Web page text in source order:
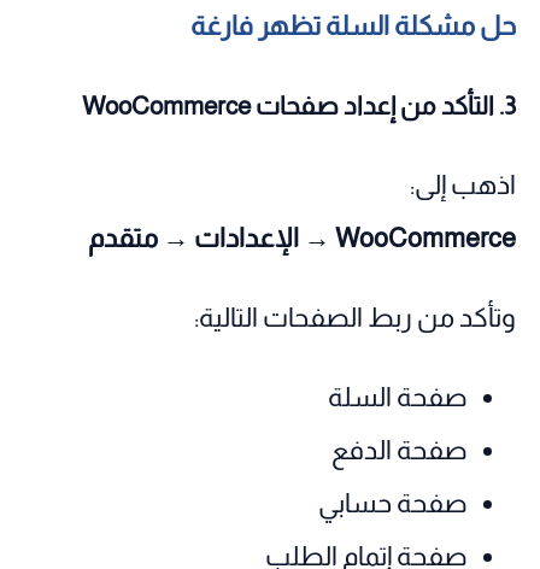
حل مشكلة السلة تظهر فارغة
3. التأكد من إعداد صفحات WooCommerce
اذهب إلى:
WooCommerce → الإعدادات → متقدم
وتأكد من ربط الصفحات التالية:
صفحة السلة
صفحة الدفع
صفحة حسابي
صفحة إتمام الطلب